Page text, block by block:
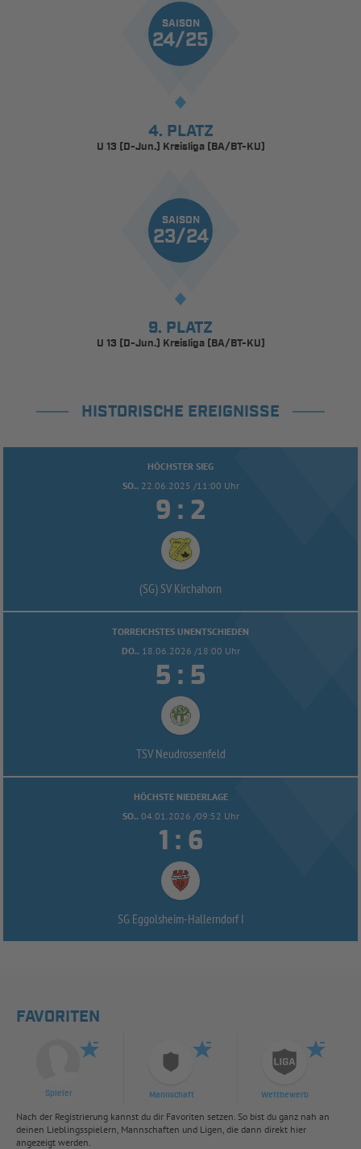
SAISON
24/25
4. PLATZ
U 13 (D-Jun.) Kreisliga (BA/BT-KU)
SAISON
23/24
9. PLATZ
U 13 (D-Jun.) Kreisliga (BA/BT-KU)
HISTORISCHE EREIGNISSE
HÖCHSTER SIEG
SO.. 22.06.2025 /11:00 Uhr
 : 
(SG) SV Kirchahorn
TORREICHSTES UNENTSCHIEDEN
DO.. 18.06.2026 /18:00 Uhr
 : 
TSV Neudrossenfeld
HÖCHSTE NIEDERLAGE
SO.. 04.01.2026 /09:52 Uhr
 : 
SG Eggolsheim-Hallerndorf I
FAVORITEN
Spieler Mannschaft Wettbewerb
Nach der Registrierung kannst du dir Favoriten setzen. So bist du ganz nah an
deinen Lieblingsspielern, Mannschaften und Ligen, die dann direkt hier
angezeigt werden.